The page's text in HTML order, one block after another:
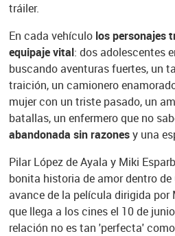
tráiler.
En cada vehículo los personajes
equipaje vital: dos adolescentes
buscando aventuras fuertes, un
traición, un camionero
mujer con un triste pasado, un
batallas, un enfermero que no
abandonada sin razonesy una
Pilar López de Ayala y Miki
bonita historia de amor dentro de
avance de la película dirigida por
que llega a los cines el 10 de
relación no es tan 'perfecta'